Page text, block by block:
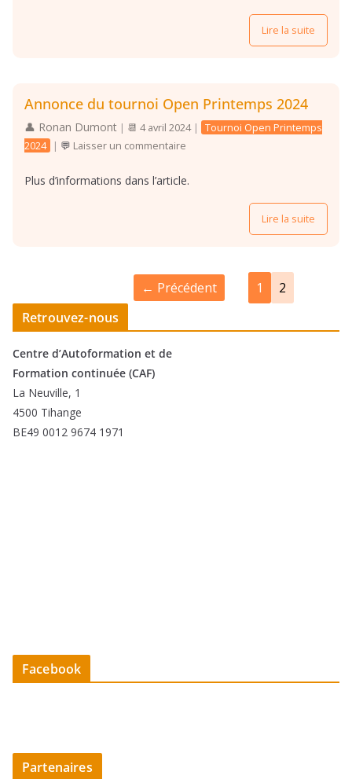
Lire la suite
Annonce du tournoi Open Printemps 2024
Ronan Dumont | 4 avril 2024 |
Tournoi Open Printemps
2024
| Laisser un commentaire
Plus d’informations dans l’article.
Lire la suite
1
2
Retrouvez-nous
Centre d’Autoformation et de
Formation continuée (CAF)
La Neuville, 1
4500 Tihange
BE49 0012 9674 1971
Facebook
Partenaires